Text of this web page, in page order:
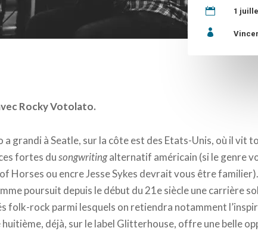
 1

Rocky Votolato.
grandi à Seatle, sur la côte est des Etats-Unis, où il vit
fortes dusongwritingalternatif américain (si le genre
Horses ou encre Jesse Sykes devrait vous être
poursuit depuis le début du 21e siècle une carrière
folk-rock parmi lesquels on retiendra notamment
huitième, déjà, sur le label Glitterhouse, offre une belle